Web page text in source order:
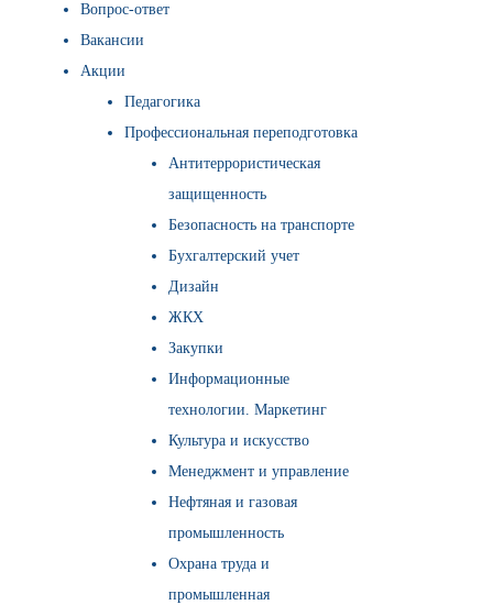
Вопрос-ответ
Вакансии
Акции
Педагогика
Профессиональная переподготовка
Антитеррористическая
защищенность
Безопасность на транспорте
Бухгалтерский учет
Дизайн
ЖКХ
Закупки
Информационные
технологии. Маркетинг
Культура и искусство
Менеджмент и управление
Нефтяная и газовая
промышленность
Охрана труда и
промышленная